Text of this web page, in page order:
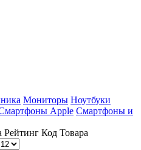
Мониторы Ноутбуки
Apple Смартфоны и
Рейтинг Код Товара